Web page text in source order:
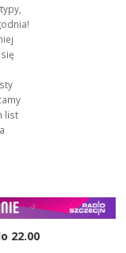
list
22.00